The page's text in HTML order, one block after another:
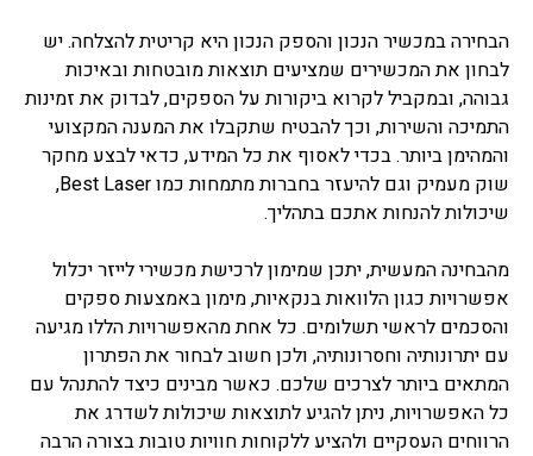
הבחירה במכשיר הנכון והספק הנכון היא קריטית להצלחה. יש
לבחון את המכשירים שמציעים תוצאות מובטחות ובאיכות
גבוהה, ובמקביל לקרוא ביקורות על הספקים, לבדוק את זמינות
התמיכה והשירות, וכך להבטיח שתקבלו את המענה המקצועי
והמהימן ביותר. בכדי לאסוף את כל המידע, כדאי לבצע מחקר
שוק מעמיק וגם להיעזר בחברות מתמחות כמו Best Laser,
שיכולות להנחות אתכם בתהליך.
מהבחינה המעשית, יתכן שמימון לרכישת מכשירי לייזר יכלול
אפשרויות כגון הלוואות בנקאיות, מימון באמצעות ספקים
והסכמים לראשי תשלומים. כל אחת מהאפשרויות הללו מגיעה
עם יתרונותיה וחסרונותיה, ולכן חשוב לבחור את הפתרון
המתאים ביותר לצרכים שלכם. כאשר מבינים כיצד להתנהל עם
כל האפשרויות, ניתן להגיע לתוצאות שיכולות לשדרג את
הרווחים העסקיים ולהציע ללקוחות חוויות טובות בצורה הרבה